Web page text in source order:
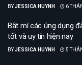
BYJESSICA HUYNH 6
Bật mí các ứng dụng
tốt và uy tín hiện nay
BYJESSICA HUYNH 5